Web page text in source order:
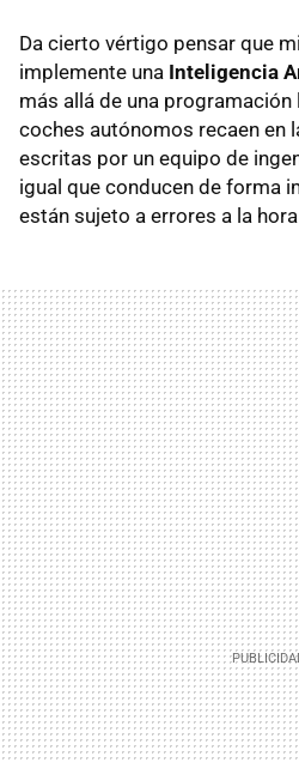
Da cierto vértigo pensar que
implemente una Inteligencia
más allá de una
coches autónomos recaen en
escritas por un equipo de
igual que conducen de forma
están sujeto a errores a la